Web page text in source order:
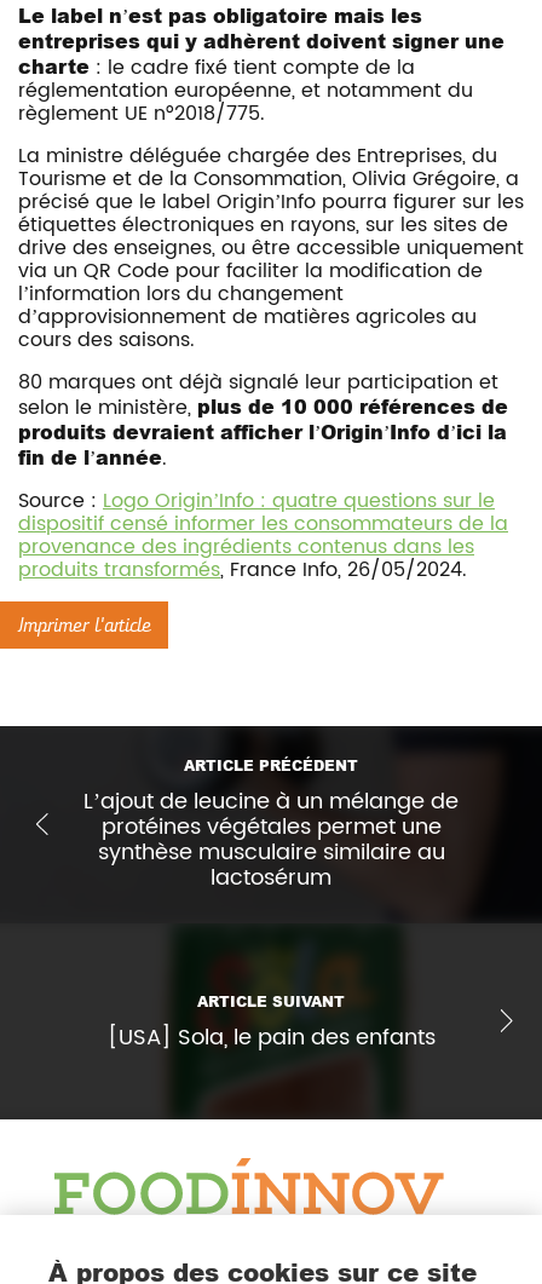
Le label n’est pas obligatoire mais les
entreprises qui y adhèrent doivent signer une
charte : le cadre fixé tient compte de la
réglementation européenne, et notamment du
règlement UE n°2018/775.
La ministre déléguée chargée des Entreprises, du
Tourisme et de la Consommation, Olivia Grégoire, a
précisé que le label Origin’Info pourra figurer sur les
étiquettes électroniques en rayons, sur les sites de
drive des enseignes, ou être accessible uniquement
via un QR Code pour faciliter la modification de
l’information lors du changement
d’approvisionnement de matières agricoles au
cours des saisons.
80 marques ont déjà signalé leur participation et
selon le ministère, plus de 10 000 références de
produits devraient afficher l’Origin’Info d’ici la
fin de l’année.
Source : Logo Origin’Info : quatre questions sur le
dispositif censé informer les consommateurs de la
provenance des ingrédients contenus dans les
produits transformés, France Info, 26/05/2024.
Imprimer l'article
ARTICLE PRÉCÉDENT
L’ajout de leucine à un mélange de
protéines végétales permet une
synthèse musculaire similaire au
lactosérum
ARTICLE SUIVANT
[USA] Sola, le pain des enfants
Le Blog
À propos des cookies sur ce site